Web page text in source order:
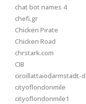
chat bot names 4
chefi.gr
Chicken Pirate
Chicken Road
chrstark.com
CIB
ciroillattaiodarmstadt-
cityoflondonmile
cityoflondonmile1